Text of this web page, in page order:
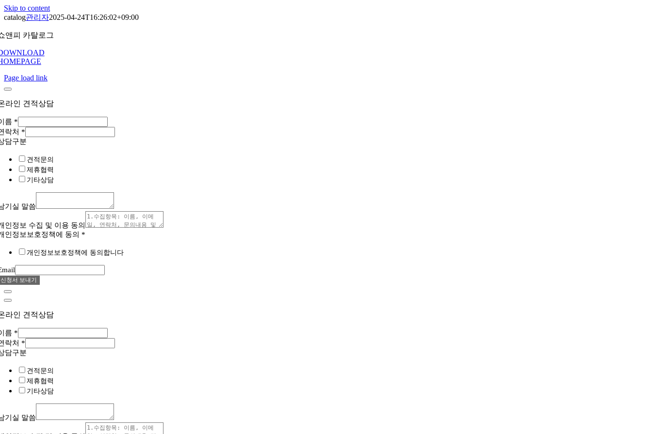
Skip to content
catalog관리자2025-04-24T16:26:02+09:00
앤피 카탈로그
Page load link
라인 견적상담
름 *
락처 *
담구분
견적문의
제휴협력
기타상담
기실 말씀
인정보 수집 및 이용 동의
인정보보호정책에 동의 *
개인정보보호정책에 동의합니다
신청서 보내기
라인 견적상담
름 *
락처 *
담구분
견적문의
제휴협력
기타상담
기실 말씀